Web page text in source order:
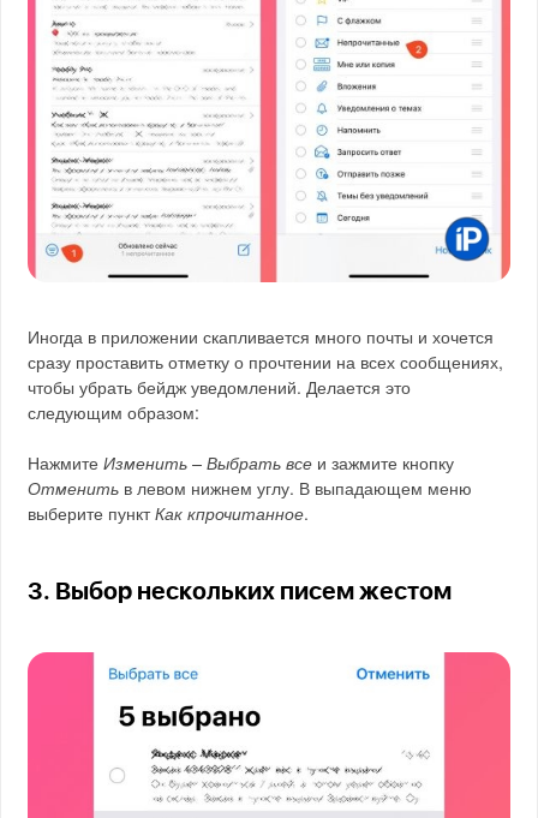
Иногда в приложении скапливается много почты и хочется
сразу проставить отметку о прочтении на всех сообщениях,
чтобы убрать бейдж уведомлений. Делается это
следующим образом:
НажмитеИзменить – Выбрать все и зажмите кнопку
Отменить в левом нижнем углу. В выпадающем меню
выберите пунктКак кпрочитанное.
3. Выбор нескольких писем жестом